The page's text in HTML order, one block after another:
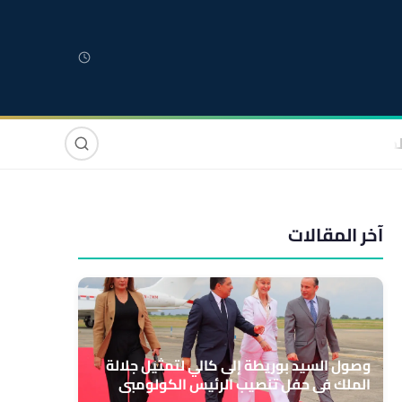
صوت وصورة
آخر المقالات
وصول السيد بوريطة إلى كالي لتمثيل جلالة
الملك في حفل تنصيب الرئيس الكولومبي